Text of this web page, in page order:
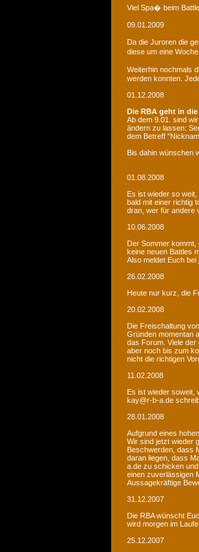
Viel Spa� beim
09.01.2009
Da die Juroren die
diese um eine
Weiterhin nochmals
werden konnten.
01.12.2008
Die RBA geht in
Ab dem 9.01. sind
ändern zu lassen:
dem Betreff
Bis dahin wünschen
01.08.2008
Es ist wieder so weit,
bald mit einer richtig
dran, wer für andere
10.06.2008
Der Sommer kommt,
keine neuen Battles
Also meldet Euch
26.02.2008
Heute nur kurz, die
20.02.2008
Die Freischaltung
Gründen momentan
das Forum. Viele
aber noch bis zum
nicht die richtigen
11.02.2008
Es ist wieder soweit,
kay@r-b-a.de
28.01.2008
Aufgrund eines
Wir sind jetzt wieder
Beschwerden, dass
daran liegen, dass
a.de zu schicken
einen zuverlässigen
Aussagekräftige
31.12.2007
Die RBA wünscht
wird morgen im
25.12.2007